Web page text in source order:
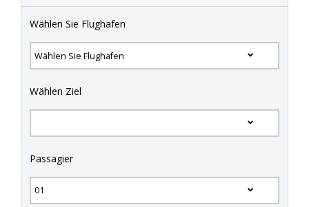
Wählen Sie Flughafen
Wählen Ziel
Passagier